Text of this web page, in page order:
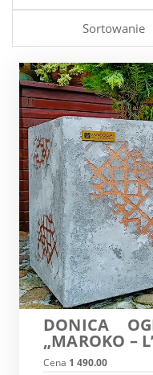
Sortowanie
DONICA
„MAROKO –
Cena 1 490.00